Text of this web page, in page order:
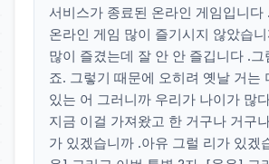
서비스가 종료된 온라인 게임입니다
온라인 게임 많이 즐기시지 않았습
많이 즐겼는데 잘 안 안 즐깁니다 .그
죠. 그렇기 때문에 오히려 옛날 거는
있는 어 그러니까 우리가 나이가 많
지금 이걸 가져왔고 한 거구나 거구
가 있겠습니까 .아유 그럴 리가 있겠